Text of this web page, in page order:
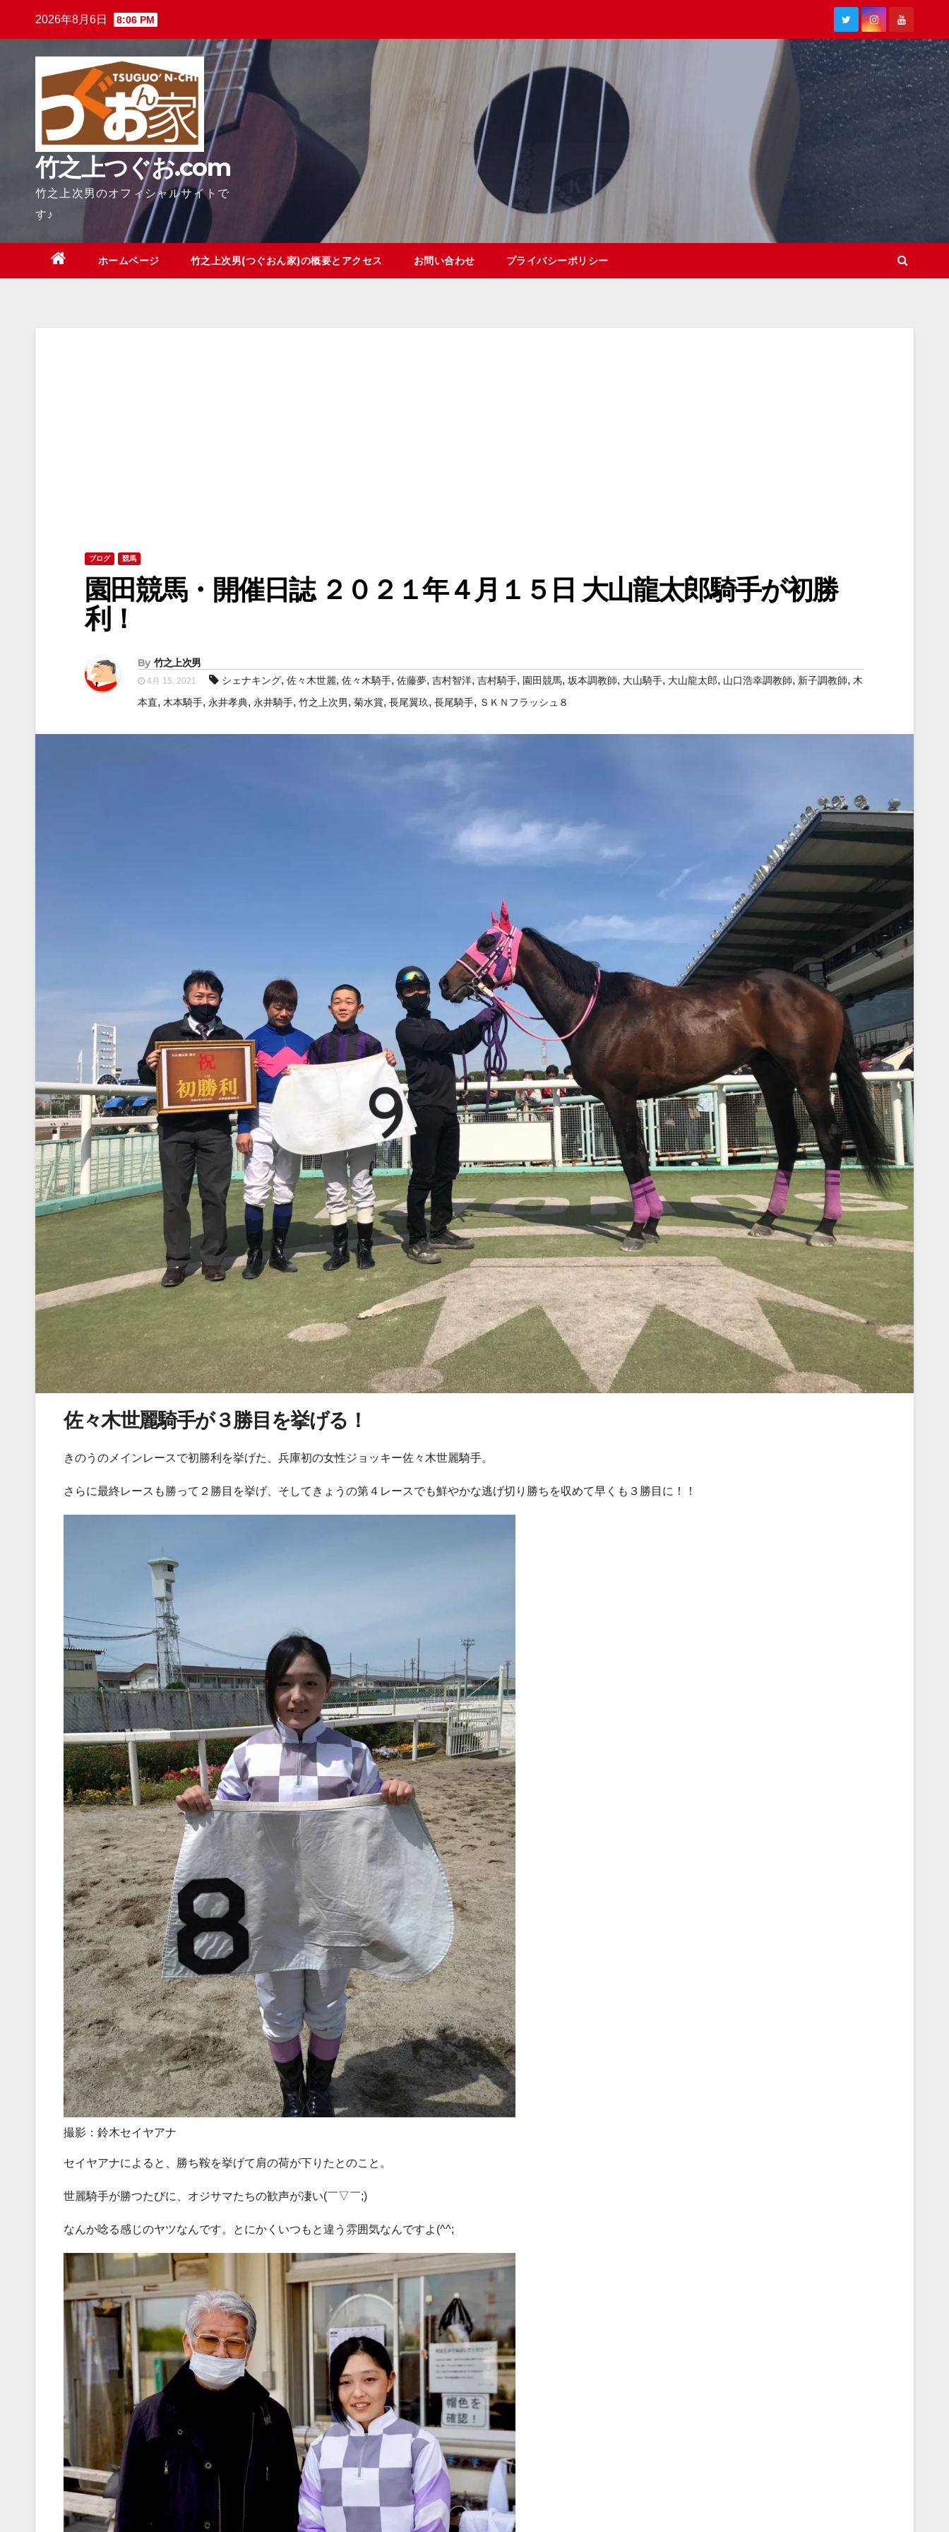
2026年8月6日 8:06 PM
竹之上つぐお.com
竹之上次男のオフィシャルサイトで
す♪
ホームページ 竹之上次男(つぐおん家)の概要とアクセス お問い合わせ プライバシーポリシー
ブログ 競馬
園田競馬・開催日誌 ２０２１年４月１５日 大山龍太郎騎手が初勝
利！
By 竹之上次男
4月 15, 2021 シェナキング, 佐々木世麗, 佐々木騎手, 佐藤夢, 吉村智洋, 吉村騎手, 園田競馬, 坂本調教師, 大山騎手, 大山龍太郎, 山口浩幸調教師, 新子調教師, 木
本直, 木本騎手, 永井孝典, 永井騎手, 竹之上次男, 菊水賞, 長尾翼玖, 長尾騎手, ＳＫＮフラッシュ８
佐々木世麗騎手が３勝目を挙げる！
きのうのメインレースで初勝利を挙げた、兵庫初の女性ジョッキー佐々木世麗騎手。
さらに最終レースも勝って２勝目を挙げ、そしてきょうの第４レースでも鮮やかな逃げ切り勝ちを収めて早くも３勝目に！！
撮影：鈴木セイヤアナ
セイヤアナによると、勝ち鞍を挙げて肩の荷が下りたとのこと。
世麗騎手が勝つたびに、オジサマたちの歓声が凄い(￣▽￣;)
なんか唸る感じのヤツなんです。とにかくいつもと違う雰囲気なんですよ(^^;